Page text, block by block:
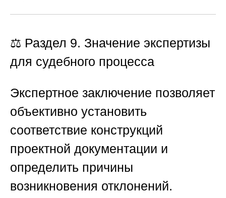
⚖️ Раздел 9. Значение экспертизы
для судебного процесса
Экспертное заключение позволяет
объективно установить
соответствие конструкций
проектной документации и
определить причины
возникновения отклонений.